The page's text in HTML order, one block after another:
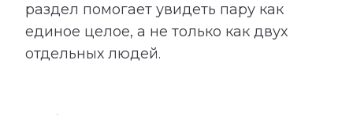
раздел помогает увидеть пару как
единое целое, а не только как двух
отдельных людей.